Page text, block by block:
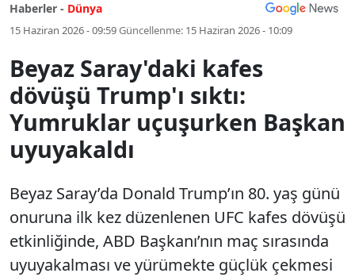
Haberler - Dünya
15 Haziran 2026 - 09:59Güncellenme: 15 Haziran 2026 - 10:09
Beyaz Saray'daki kafes
dövüşü Trump'ı sıktı:
Yumruklar uçuşurken Başkan
uyuyakaldı
Beyaz Saray’da Donald Trump’ın 80. yaş günü
onuruna ilk kez düzenlenen UFC kafes dövüşü
etkinliğinde, ABD Başkanı’nın maç sırasında
uyuyakalması ve yürümekte güçlük çekmesi